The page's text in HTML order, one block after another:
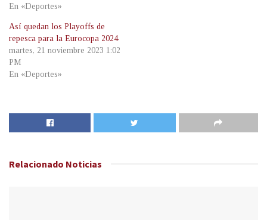
En «Deportes»
Así quedan los Playoffs de
repesca para la Eurocopa 2024
martes, 21 noviembre 2023 1:02
PM
En «Deportes»
Relacionado Noticias